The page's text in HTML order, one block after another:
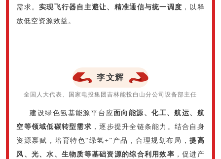
需求。实现飞行器自主避让、精准通信与统一调度 ，以释
放低空资源效益。
李文辉
全国人大代表、国家电投集团吉林能投白山分公司设备部主任
建设绿色氢基能源平台应面向能源、化工、航运、航
空等领域低碳转型需求 ，逐步提升全链条能力。结合自身
资源禀赋，培育特色“绿氢+”产品，合理规划布局，提高
风、光、水、生物质等基础资源的综合利用效率 ，促进产